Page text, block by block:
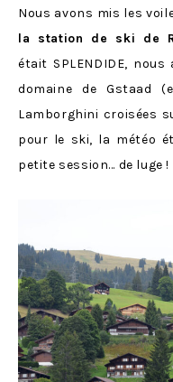
Nous avons mis les
la station de ski de
était SPLENDIDE,
domaine de Gstaad
Lamborghini croisées
pour le ski, la météo
petite session… de luge !